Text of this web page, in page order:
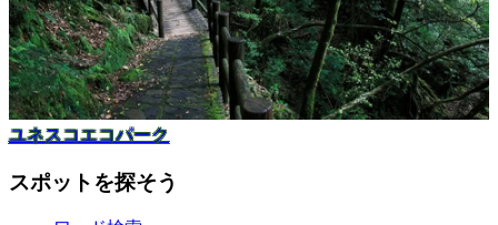
ユネスコエコパーク
スポットを探そう